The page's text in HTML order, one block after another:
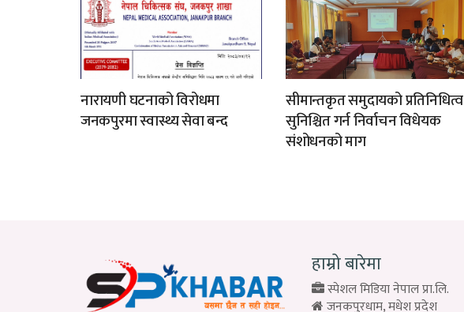
नारायणी घटनाको विरोधमा
जनकपुरमा स्वास्थ्य सेवा बन्द
सीमान्तकृत समुदायको प्रतिनिधित्व
सुनिश्चित गर्न निर्वाचन विधेयक
संशोधनको माग
हाम्रो बारेमा
स्पेशल मिडिया नेपाल प्रा.लि.
जनकपुरधाम, मधेश प्रदेश